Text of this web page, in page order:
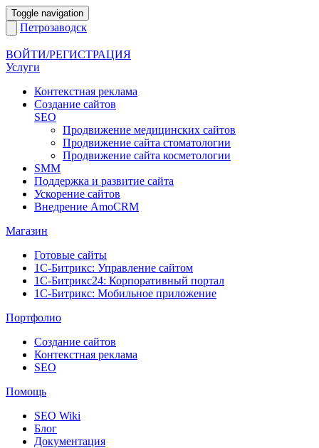
Toggle navigation
Петрозаводск
ВОЙТИ/РЕГИСТРАЦИЯ
Услуги
Контекстная реклама
Создание сайтов
SEO
Продвижение медицинских сайтов
Продвижение сайта стоматологии
Продвижение сайта косметологии
SMM
Поддержка и развитие сайта
Ускорение сайтов
Внедрение AmoCRM
Магазин
Готовые сайты
1С-Битрикс: Управление сайтом
1С-Битрикс24: Корпоративный портал
1С-Битрикс: Мобильное приложение
Портфолио
Создание сайтов
Контекстная реклама
SEO
Помощь
SEO Wiki
Блог
Документация